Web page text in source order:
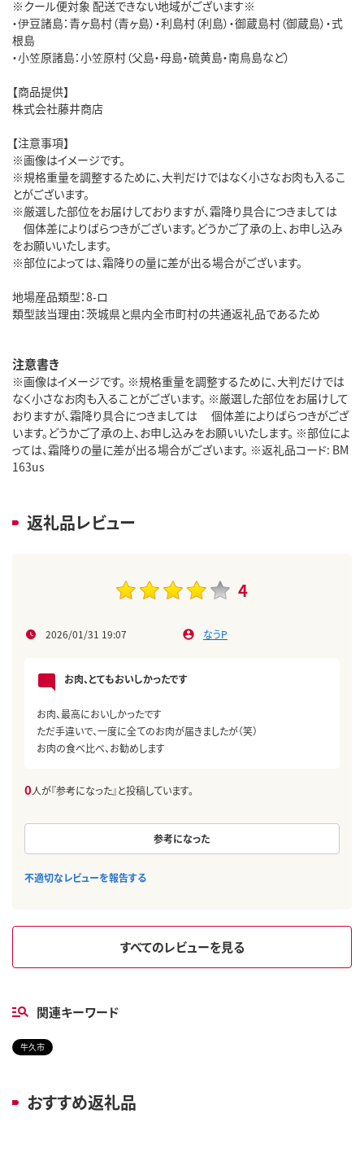
※クール便対象 配送できない地域がございます※
・伊豆諸島：青ヶ島村（青ヶ島）・利島村（利島）・御蔵島村（御蔵島）・式
根島
・小笠原諸島：小笠原村（父島・母島・硫黄島・南鳥島など）
【商品提供】
株式会社藤井商店
【注意事項】
※画像はイメージです。
※規格重量を調整するために、大判だけではなく小さなお肉も入るこ
とがございます。
※厳選した部位をお届けしておりますが、霜降り具合につきましては
個体差によりばらつきがございます。どうかご了承の上、お申し込み
をお願いいたします。
※部位によっては、霜降りの量に差が出る場合がございます。
地場産品類型：8-ロ
類型該当理由：茨城県と県内全市町村の共通返礼品であるため
注意書き
※画像はイメージです。 ※規格重量を調整するために、大判だけでは
なく小さなお肉も入ることがございます。 ※厳選した部位をお届けして
おりますが、霜降り具合につきましては 個体差によりばらつきがござ
います。どうかご了承の上、お申し込みをお願いいたします。 ※部位によ
っては、霜降りの量に差が出る場合がございます。 ※返礼品コード: BM
163us
返礼品レビュー
4
2026/01/31 19:07 なうP
お肉、とてもおいしかったです
お肉、最高においしかったです
ただ手違いで、一度に全てのお肉が届きましたが（笑）
お肉の食べ比べ、お勧めします
0人が『参考になった』と投稿しています。
参考になった
不適切なレビューを報告する
すべてのレビューを見る
関連キーワード
牛久市
おすすめ返礼品